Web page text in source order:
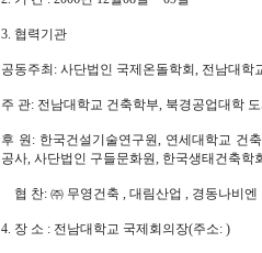
3. 협력기관
공동주최: 사단법인 국제온돌학회, 전남대학
주 관: 전남대학교 건축학부, 북경공업대학
후 원: 한국건설기술연구원, 연세대학교 건
공사, 사단법인 구들문화원, 한국생태건축학
협 찬: ㈜ 무영건축 , 대림산업 , 경동나비엔
4. 장 소 : 전남대학교 국제회의장(주소: )